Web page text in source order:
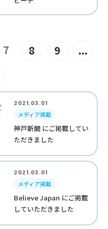
7 8 9
...
2021.03.01
メディア掲載
神戸新聞 にご掲載してい
ただきました
2021.03.01
メディア掲載
Believe Japan にご掲載
していただきました